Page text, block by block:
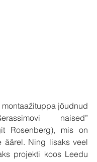
jõudnud
naised”
Rosenberg), mis on
äärel. Ning lisaks veel
projekti koos Leedu